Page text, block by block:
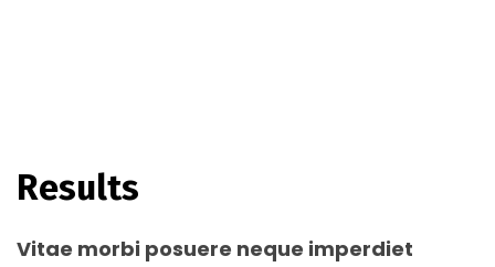
Results
Vitae morbi posuere neque imperdiet